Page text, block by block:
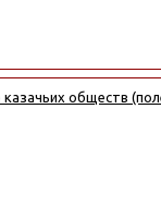
обществ